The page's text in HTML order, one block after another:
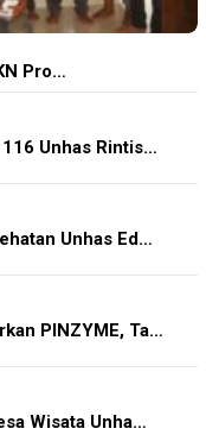
Pro…
116 Unhas Rintis…
Unhas Ed…
PINZYME, Ta…
Wisata Unha…